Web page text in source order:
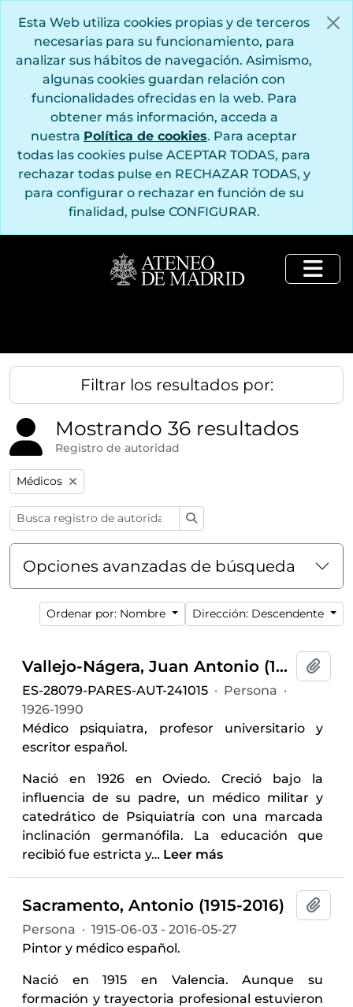
Esta Web utiliza cookies propias y de terceros
necesarias para su funcionamiento, para
analizar sus hábitos de navegación. Asimismo,
algunas cookies guardan relación con
funcionalidades ofrecidas en la web. Para
obtener más información, acceda a
nuestra Política de cookies. Para aceptar
todas las cookies pulse ACEPTAR TODAS, para
rechazar todas pulse en RECHAZAR TODAS, y
para configurar o rechazar en función de su
finalidad, pulse CONFIGURAR.
Filtrar los resultados por:
Mostrando 36 resultados
Registro de autoridad
Remove filter:
Médicos
Opciones avanzadas de búsqueda
Ordenar por: Nombre Dirección: Descendente
Vallejo-Nágera, Juan Antonio (1926-1990)
ES-28079-PARES-AUT-241015 · Persona ·
1926-1990
Médico psiquiatra, profesor universitario y
escritor español.
Nació en 1926 en Oviedo. Creció bajo la
influencia de su padre, un médico militar y
catedrático de Psiquiatría con una marcada
inclinación germanófila. La educación que
recibió fue estricta y… Leer más
Sacramento, Antonio (1915-2016)
Persona · 1915-06-03 - 2016-05-27
Pintor y médico español.
Nació en 1915 en Valencia. Aunque su
formación y trayectoria profesional estuvieron